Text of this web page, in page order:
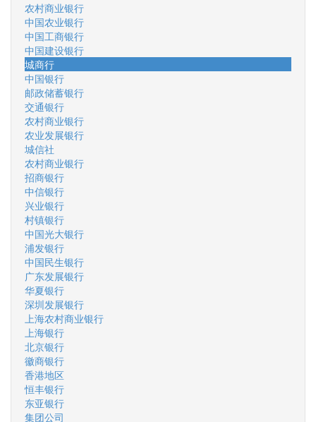
农村商业银行
中国农业银行
中国工商银行
中国建设银行
城商行
中国银行
邮政储蓄银行
交通银行
农村商业银行
农业发展银行
城信社
农村商业银行
招商银行
中信银行
兴业银行
村镇银行
中国光大银行
浦发银行
中国民生银行
广东发展银行
华夏银行
深圳发展银行
上海农村商业银行
上海银行
北京银行
徽商银行
香港地区
恒丰银行
东亚银行
集团公司